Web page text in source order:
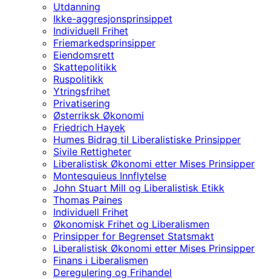
Utdanning
Ikke-aggresjonsprinsippet
Individuell Frihet
Friemarkedsprinsipper
Eiendomsrett
Skattepolitikk
Ruspolitikk
Ytringsfrihet
Privatisering
Østerriksk Økonomi
Friedrich Hayek
Humes Bidrag til Liberalistiske Prinsipper
Sivile Rettigheter
Liberalistisk Økonomi etter Mises Prinsipper
Montesquieus Innflytelse
John Stuart Mill og Liberalistisk Etikk
Thomas Paines
Individuell Frihet
Økonomisk Frihet og Liberalismen
Prinsipper for Begrenset Statsmakt
Liberalistisk Økonomi etter Mises Prinsipper
Finans i Liberalismen
Deregulering og Frihandel